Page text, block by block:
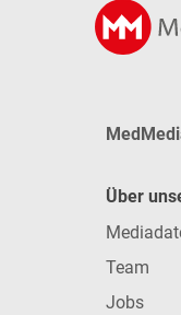
Über
Team
Jobs